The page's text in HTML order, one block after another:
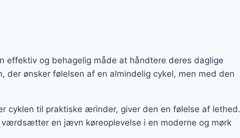
effektiv og behagelig måde at håndtere deres daglige
ønsker følelsen af en almindelig cykel, men med den
cyklen til praktiske ærinder, giver den en følelse af lethed.
en jævn køreoplevelse i en moderne og mørk